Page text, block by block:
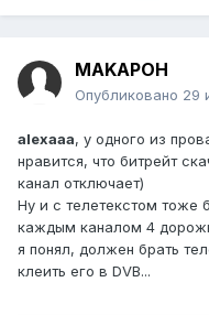
MAKAPOH
Опубликовано 29
alexaaa, у одного из
нравится, что битрейт
канал отключает)
Ну и с телетекстом тоже
каждым каналом 4
я понял, должен брать
клеить его в DVB...